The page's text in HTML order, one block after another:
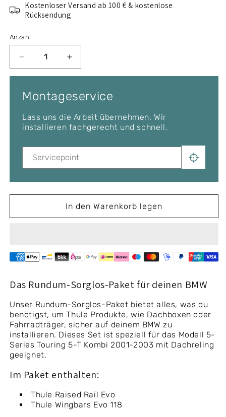
Kostenloser Versand ab 100 € & kostenlose
Rücksendung
Anzahl
Verringere
die
für
Thule
Komplettset
für
Series
Touring
5-
Erhöhe
die
Thule
Komplettset
für
Series
Touring
5-
Kombi
2001-
Montageservice
Lass uns die Arbeit übernehmen. Wir
installieren fachgerecht und schnell.
In den Warenkorb legen
Das Rundum-Sorglos-Paket für deinen BMW
Unser Rundum-Sorglos-Paket bietet alles, was du
benötigst, um Thule Produkte, wie Dachboxen oder
Fahrradträger, sicher auf deinem BMW zu
installieren. Dieses Set ist speziell für das Modell 5-
Series Touring 5-T Kombi 2001-2003 mit Dachreling
geeignet.
Im Paket enthalten:
Thule Raised Rail Evo
Thule Wingbars Evo 118